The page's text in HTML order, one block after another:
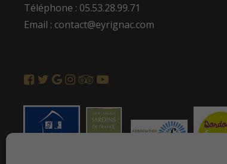
Téléphone : 05.53.28.99.71
Email : contact@eyrignac.com